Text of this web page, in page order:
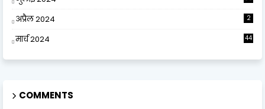
अप्रैल 2024 2
मार्च 2024 44
COMMENTS